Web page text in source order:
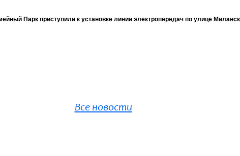
Парк приступили к установке линии электропередач по улице
Все новости